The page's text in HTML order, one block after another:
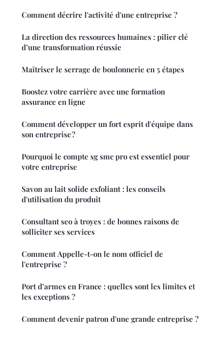
Comment décrire l'activité d'une entreprise ?
La direction des ressources humaines : pilier clé
d’une transformation réussie
Maîtriser le serrage de boulonnerie en 5 étapes
Boostez votre carrière avec une formation
assurance en ligne
Comment développer un fort esprit d'équipe dans
son entreprise ?
Pourquoi le compte sg smc pro est essentiel pour
votre entreprise
Savon au lait solide exfoliant : les conseils
d'utilisation du produit
Consultant seo à troyes : de bonnes raisons de
solliciter ses services
Comment Appelle-t-on le nom officiel de
l'entreprise ?
Port d’armes en France : quelles sont les limites et
les exceptions ?
Comment devenir patron d'une grande entreprise ?